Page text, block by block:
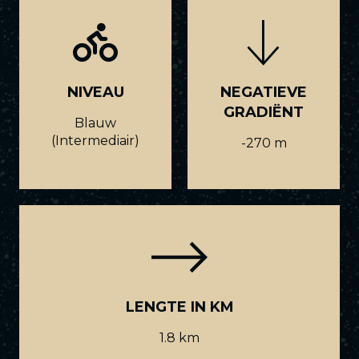
NIVEAU
Blauw
(Intermediair)
NEGATIEVE
GRADIËNT
-270 m
LENGTE IN KM
1.8 km